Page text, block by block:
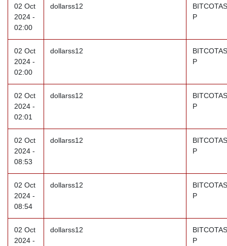
02 Oct
2024 -
02:00
dollarss12
P
02 Oct
2024 -
02:00
dollarss12
P
02 Oct
2024 -
02:01
dollarss12
P
02 Oct
2024 -
08:53
dollarss12
P
02 Oct
2024 -
08:54
dollarss12
P
02 Oct
2024 -
dollarss12
P